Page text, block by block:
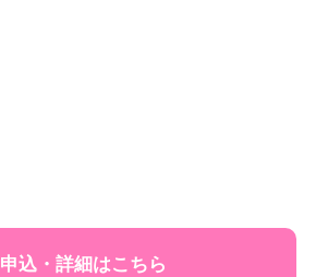
申込・詳細はこちら